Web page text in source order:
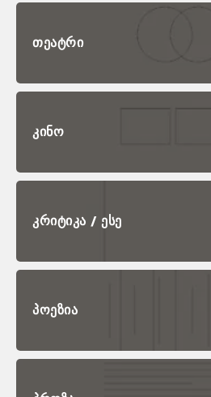
ᲗᲔᲐᲢᲠᲘ
ᲙᲘᲜᲝ
ᲙᲠᲘᲢᲘᲙᲐ / ᲔᲡᲔ
ᲞᲝᲔᲖᲘᲐ